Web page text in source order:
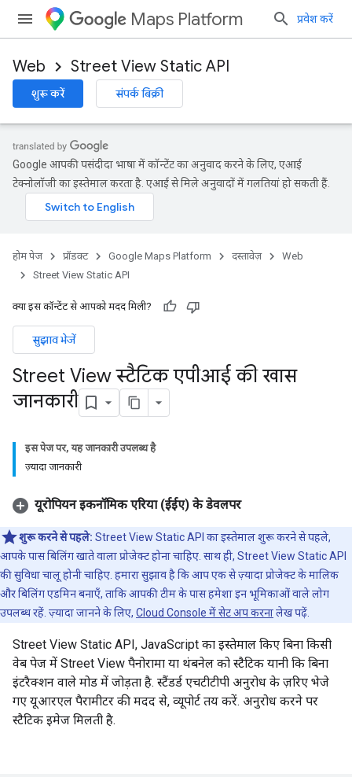
Maps Platform प्रवेश करें
Web Street View Static API
शुरू करें संपर्क बिक्री
Google आपकी पसंदीदा भाषा में कॉन्टेंट का अनुवाद करने के लिए, एआई
टेक्नोलॉजी का इस्तेमाल करता है. एआई से मिले अनुवादों में गलतियां हो सकती हैं.
होम पेज प्रॉडक्ट Google Maps Platform दस्तावेज़
Web
Street View Static API
क्या इस कॉन्टेंट से आपको मदद मिली?
सुझाव भेजें
Street View स्टैटिक एपीआई की खास
जानकारी
इस पेज पर, यह जानकारी उपलब्ध है
ज़्यादा जानकारी
यूरोपियन इकनॉमिक एरिया (ईईए) के डेवलपर
शुरू करने से पहले: Street View Static API का इस्तेमाल शुरू करने से पहले,
आपके पास बिलिंग खाते वाला प्रोजेक्ट होना चाहिए. साथ ही, Street View Static API
की सुविधा चालू होनी चाहिए. हमारा सुझाव है कि आप एक से ज़्यादा प्रोजेक्ट के मालिक
और बिलिंग एडमिन बनाएँ, ताकि आपकी टीम के पास हमेशा इन भूमिकाओं वाले लोग
उपलब्ध रहें. ज़्यादा जानने के लिए, Cloud Console में सेट अप करनालेख पढ़ें.
Street View Static API, JavaScript का इस्तेमाल किए बिना किसी
वेब पेज में Street View पैनोरामा या थंबनेल को स्टैटिक यानी कि बिना
इंटरैक्शन वाले मोड में जोड़ता है. स्टैंडर्ड एचटीटीपी अनुरोध के ज़रिए भेजे
गए यूआरएल पैरामीटर की मदद से, व्यूपोर्ट तय करें. अनुरोध करने पर
स्टैटिक इमेज मिलती है.